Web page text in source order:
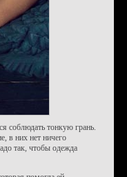
соблюдать тонкую грань.
в них нет ничего
так, чтобы одежда